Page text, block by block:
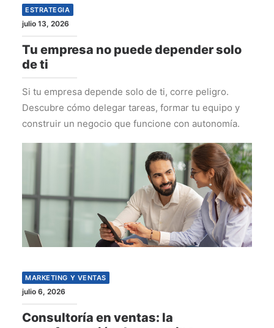
ESTRATEGIA
julio 13, 2026
Tu empresa no puede depender solo
de ti
Si tu empresa depende solo de ti, corre peligro.
Descubre cómo delegar tareas, formar tu equipo y
construir un negocio que funcione con autonomía.
MARKETING Y VENTAS
julio 6, 2026
Consultoría en ventas: la